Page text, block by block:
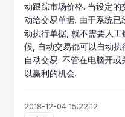
动跟踪市场价格. 当设定
动给交易单据. 由于系统已
动执行单据, 就不需要人
候, 自动交易都可以自动
自动交易. 不管在电脑开
以赢利的机会.
2018-12-04 15:22:12